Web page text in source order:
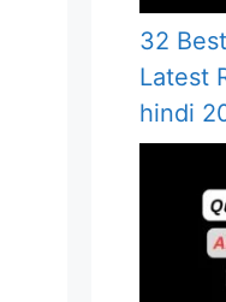
32
Latest
hindi